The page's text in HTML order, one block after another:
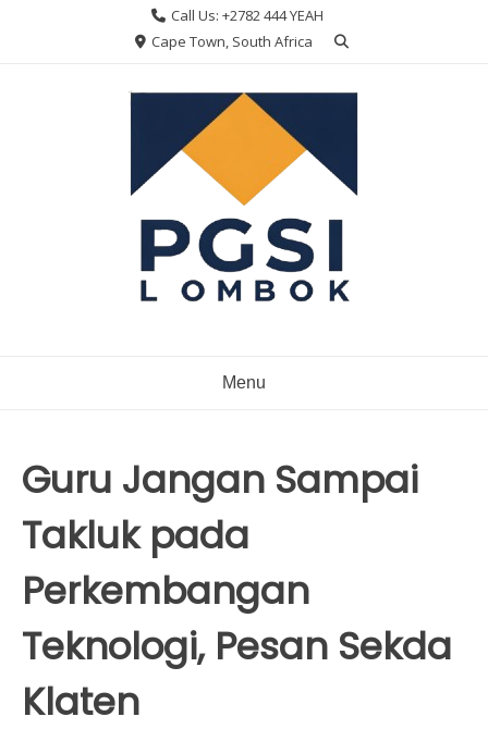
Call Us: +2782 444 YEAH
Cape Town, South Africa
Menu
Guru Jangan Sampai
Takluk pada
Perkembangan
Teknologi, Pesan Sekda
Klaten